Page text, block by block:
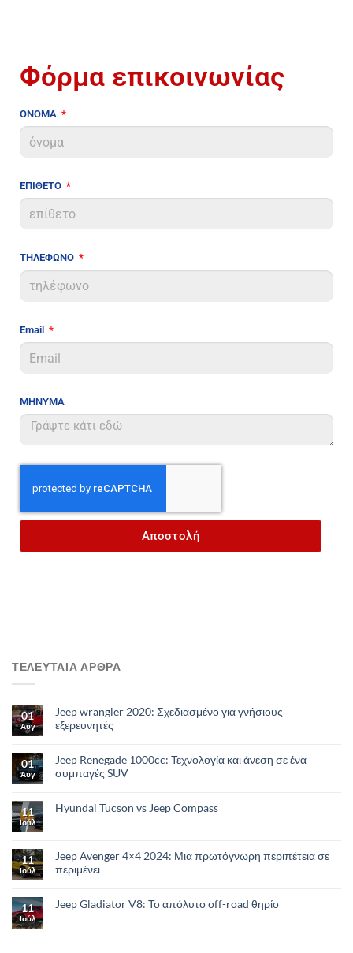
Φόρμα επικοινωνίας
ΟΝΟΜΑ
ΕΠΙΘΕΤΟ
ΤΗΛΕΦΩΝΟ
Email
ΜΗΝΥΜΑ
Αποστολή
ΤΕΛΕΥΤΑΙΑ ΑΡΘΡΑ
01
Αυγ
Jeep wrangler 2020: Σχεδιασμένο για γνήσιους
εξερευνητές
01
Αυγ
Jeep Renegade 1000cc: Τεχνολογία και άνεση σε ένα
συμπαγές SUV
11
Ιούλ
Hyundai Tucson vs Jeep Compass
11
Ιούλ
Jeep Avenger 4×4 2024: Μια πρωτόγνωρη περιπέτεια σε
περιμένει
11
Ιούλ
Jeep Gladiator V8: Το απόλυτο οff-road θηρίο